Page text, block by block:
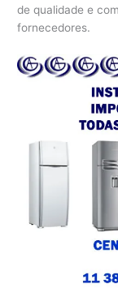
de qualidade e
fornecedores.